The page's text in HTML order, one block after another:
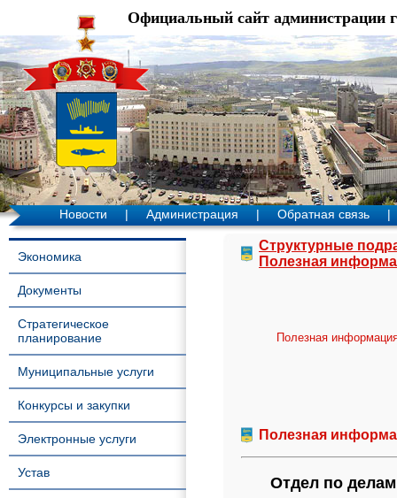
Официальный сайт администрации
Новости | Администрация | Обратная связь |
Экономика
Документы
Стратегическое
планирование
Муниципальные услуги
Конкурсы и закупки
Электронные услуги
Устав
Структурные
Полезная
Полезная
Полезная
Отдел по